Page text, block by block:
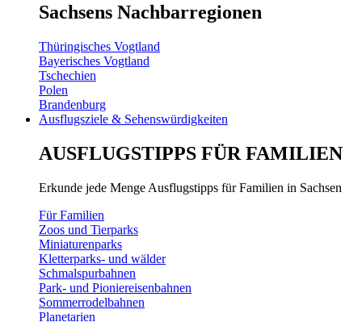
Sachsens Nachbarregionen
Thüringisches Vogtland
Bayerisches Vogtland
Tschechien
Polen
Brandenburg
Ausflugsziele & Sehenswürdigkeiten
AUSFLUGSTIPPS FÜR FAMILIEN
Erkunde jede Menge Ausflugstipps für Familien in Sachsen
Für Familien
Zoos und Tierparks
Miniaturenparks
Kletterparks- und wälder
Schmalspurbahnen
Park- und Pioniereisenbahnen
Sommerrodelbahnen
Planetarien